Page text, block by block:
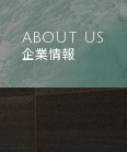
ABOUT US
企業情報